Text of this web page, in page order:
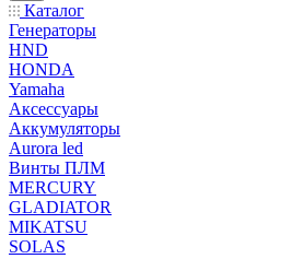
Каталог
Генераторы
HND
HONDA
Yamaha
Аксессуары
Аккумуляторы
Aurora led
Винты ПЛМ
MERCURY
GLADIATOR
MIKATSU
SOLAS